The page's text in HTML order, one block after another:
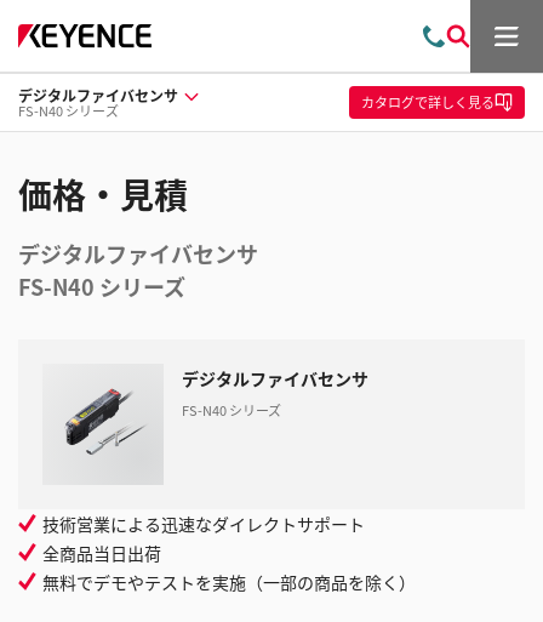
問
い
合
わ
索
メ
ュ
ー
デジタルファイバセンサ
FS-N40 シリーズ カタログで詳しく見る
価格・見積
デジタルファイバセンサ
FS-N40 シリーズ
デジタルファイバセンサ
FS-N40 シリーズ
技術営業による迅速なダイレクトサポート
全商品当日出荷
無料でデモやテストを実施（一部の商品を除く）